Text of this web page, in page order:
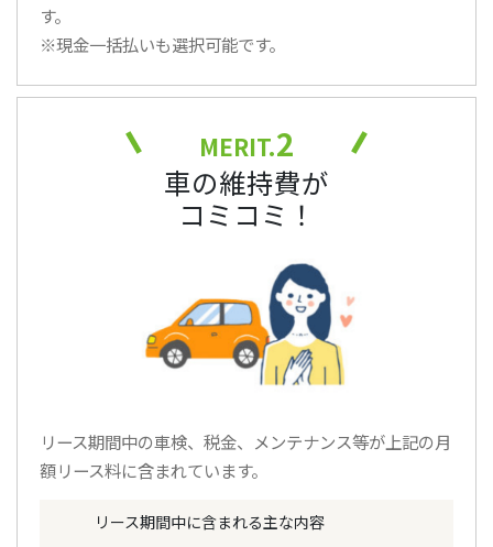
す。
※現金一括払いも選択可能です。
MERIT.2
車の維持費が
コミコミ！
リース期間中の車検、税金、メンテナンス等が上記の月
額リース料に含まれています。
リース期間中に含まれる主な内容